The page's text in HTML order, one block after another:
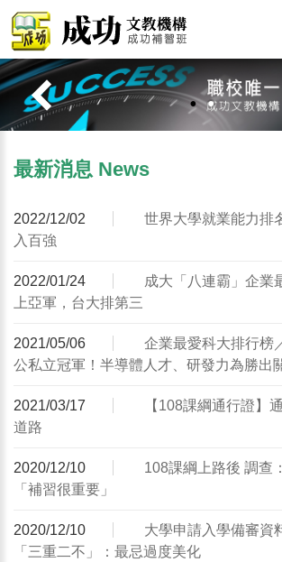
最新消息 News
2022/12/02
世界大學就業能力排
入百強
2022/01/24
成大「八連霸」企業
上亞軍，台大排第三
2021/05/06
企業最愛科大排行榜
公私立冠軍！半導體人才、研發力為勝出
2021/03/17
【108課綱通行證】
道路
2020/12/10
108課綱上路後 調查
「補習很重要」
2020/12/10
大學申請入學備審資
「三重二不」：最忌過度美化